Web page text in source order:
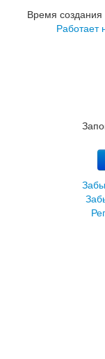
Время
Работает